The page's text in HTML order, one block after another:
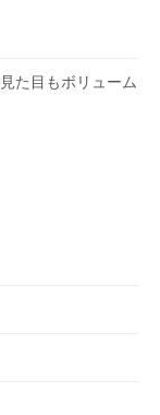
た目もボリューム